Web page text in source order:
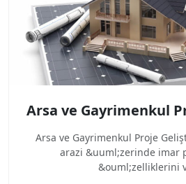
Arsa ve Gayrimenkul
Arsa ve Gayrimenkul Proje
arazi &uuml;zerinde imar
&ouml;zelliklerini